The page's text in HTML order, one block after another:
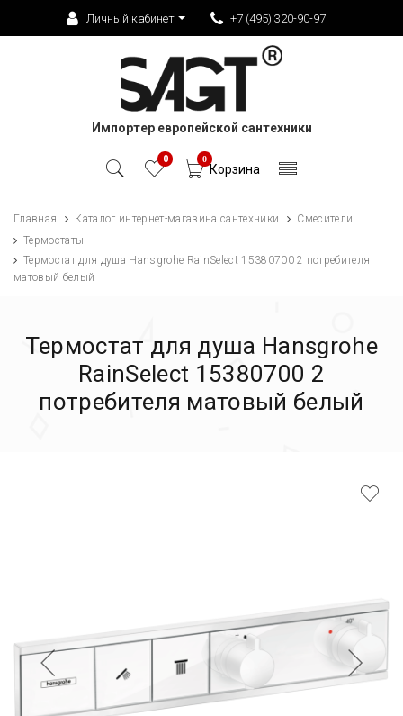
Личный кабинет +7 (495) 320-90-97
Импортер европейской сантехники
0 0
Корзина
Главная Каталог интернет-магазина сантехники
Смесители
Термостаты
Термостат для душа Hansgrohe RainSelect 15380700 2 потребителя
матовый белый
Термостат для душа Hansgrohe
RainSelect 15380700 2
потребителя матовый белый